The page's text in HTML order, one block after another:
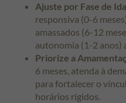
Ajuste por Fase de
responsiva (0-6
amassados (6-12
autonomia (1-2 anos)
Priorize a
6 meses, atenda à
para fortalecer o
horários rígidos.